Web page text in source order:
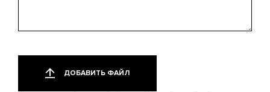
Добавить
ДОБАВИТЬ ФАЙЛ
Только